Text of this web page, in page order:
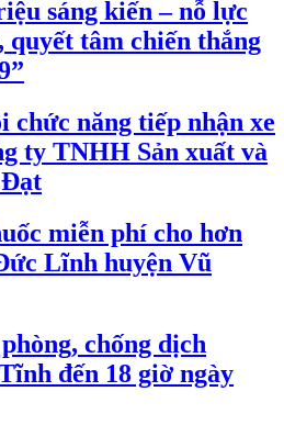
sáng kiến – nỗ lực
quyết tâm chiến thắng
chức năng tiếp nhận xe
ty TNHH Sản xuất và
miễn phí cho hơn
Lĩnh huyện Vũ
chống dịch
đến 18 giờ ngày